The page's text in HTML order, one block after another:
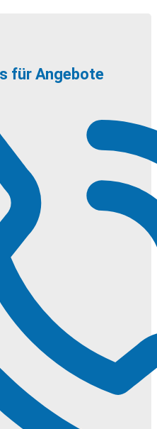
für Angebote